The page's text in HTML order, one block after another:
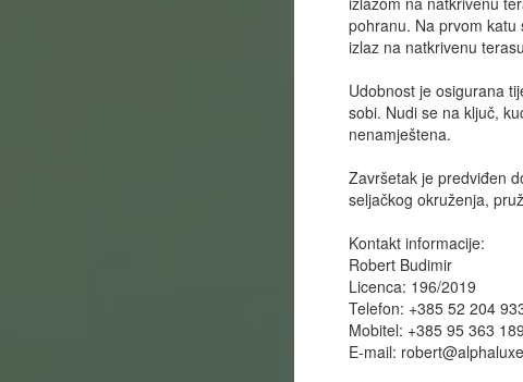
pohranu. Na prvom katu
izlaz na natkrivenu
Udobnost je osigurana
sobi. Nudi se na ključ,
nenamještena.
Završetak je predviđen
seljačkog okruženja,
Kontakt informacije:
Robert Budimir
Licenca: 196/2019
Telefon: +385 52 204
Mobitel: +385 95 363
E-mail: